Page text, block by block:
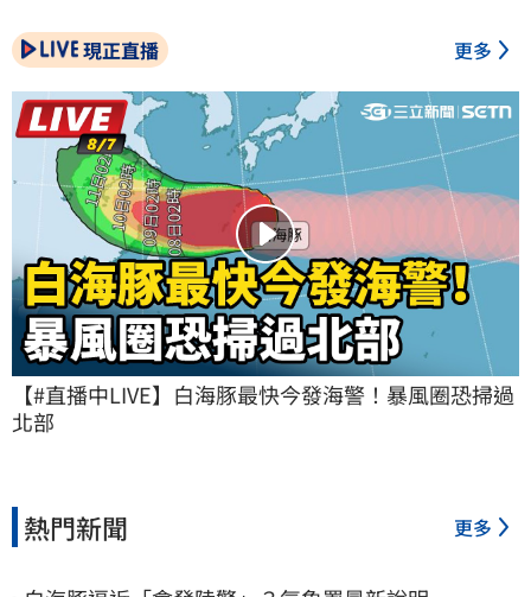
現正直播 更多
【#直播中LIVE】白海豚最快今發海警！暴風圈恐掃過
北部
熱門新聞 更多